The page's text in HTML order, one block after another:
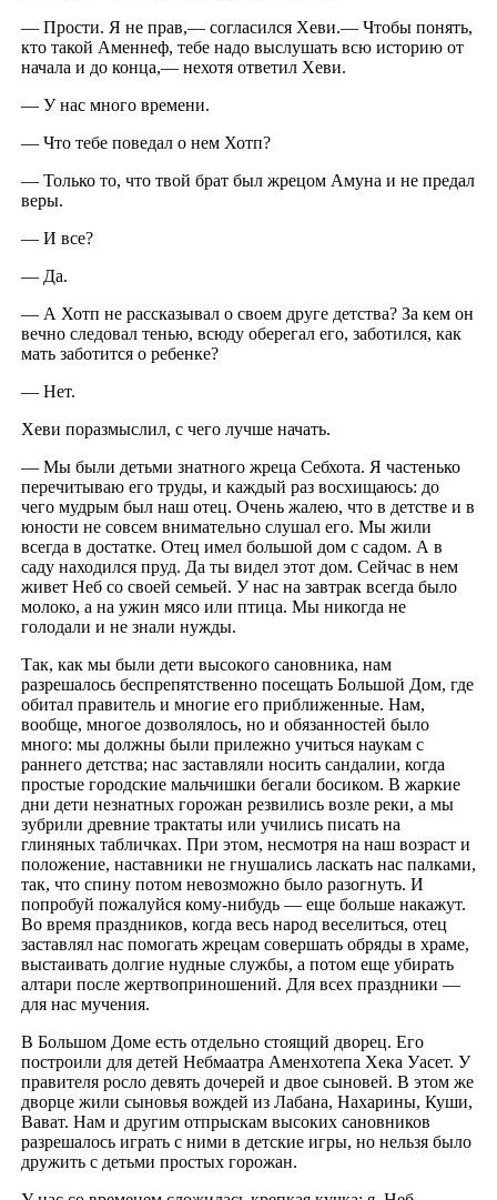
— Прости. Я не прав,— согласился Хеви.— Чтобы понять,
кто такой Аменнеф, тебе надо выслушать всю историю от
начала и до конца,— нехотя ответил Хеви.
— У нас много времени.
— Что тебе поведал о нем Хотп?
— Только то, что твой брат был жрецом Амуна и не предал
веры.
— И все?
— Да.
— А Хотп не рассказывал о своем друге детства? За кем он
вечно следовал тенью, всюду оберегал его, заботился, как
мать заботится о ребенке?
— Нет.
Хеви поразмыслил, с чего лучше начать.
— Мы были детьми знатного жреца Себхота. Я частенько
перечитываю его труды, и каждый раз восхищаюсь: до
чего мудрым был наш отец. Очень жалею, что в детстве и в
юности не совсем внимательно слушал его. Мы жили
всегда в достатке. Отец имел большой дом с садом. А в
саду находился пруд. Да ты видел этот дом. Сейчас в нем
живет Неб со своей семьей. У нас на завтрак всегда было
молоко, а на ужин мясо или птица. Мы никогда не
голодали и не знали нужды.
Так, как мы были дети высокого сановника, нам
разрешалось беспрепятственно посещать Большой Дом, где
обитал правитель и многие его приближенные. Нам,
вообще, многое дозволялось, но и обязанностей было
много: мы должны были прилежно учиться наукам с
раннего детства; нас заставляли носить сандалии, когда
простые городские мальчишки бегали босиком. В жаркие
дни дети незнатных горожан резвились возле реки, а мы
зубрили древние трактаты или учились писать на
глиняных табличках. При этом, несмотря на наш возраст и
положение, наставники не гнушались ласкать нас палками,
так, что спину потом невозможно было разогнуть. И
попробуй пожалуйся кому-нибудь — еще больше накажут.
Во время праздников, когда весь народ веселиться, отец
заставлял нас помогать жрецам совершать обряды в храме,
выстаивать долгие нудные службы, а потом еще убирать
алтари после жертвоприношений. Для всех праздники —
для нас мучения.
В Большом Доме есть отдельно стоящий дворец. Его
построили для детей Небмаатра Аменхотепа Хека Уасет. У
правителя росло девять дочерей и двое сыновей. В этом же
дворце жили сыновья вождей из Лабана, Нахарины, Куши,
Вават. Нам и другим отпрыскам высоких сановников
разрешалось играть с ними в детские игры, но нельзя было
дружить с детьми простых горожан.